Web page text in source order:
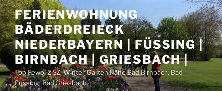
Zum
Inhalt
springen
FERIENWOHNUNG
BÄDERDREIECK
NIEDERBAYERN | FÜSSING |
BIRNBACH | GRIESBACH |
Top Fewo, 2 SZ, Winter-Garten Nähe Bad Birnbach, Bad
Füssing, Bad Griesbach